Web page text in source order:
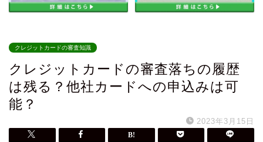
クレジットカードの審査知識
クレジットカードの審査落ちの履歴
は残る？他社カードへの申込みは可
能？
2023年3月15日